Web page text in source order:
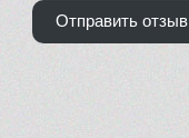
Отправить отзыв